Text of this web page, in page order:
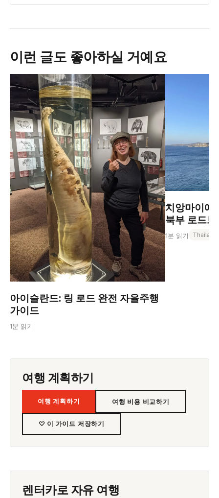
이런 글도 좋아하실 거예요
아이슬란드: 링 로드 완전 자율주행
가이드
1분 읽기
치앙마이에
북부 로드
1분 읽기 Thailand
여행 계획하기
여행 계획하기 여행 비용 비교하기
♡ 이 가이드 저장하기
렌터카로 자유 여행